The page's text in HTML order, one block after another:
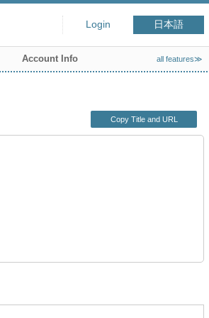
Login 日本語
Account Info all features≫
Copy Title and URL